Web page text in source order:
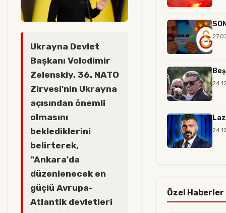
Ukrayna Devlet
Başkanı Volodimir
Zelenskiy, 36.⁠ ⁠NATO
Zirvesi'nin Ukrayna
açısından önemli
olmasını
beklediklerini
belirterek,
"Ankara'da
düzenlenecek en
güçlü Avrupa-
Atlantik devletleri
Özel Haberler